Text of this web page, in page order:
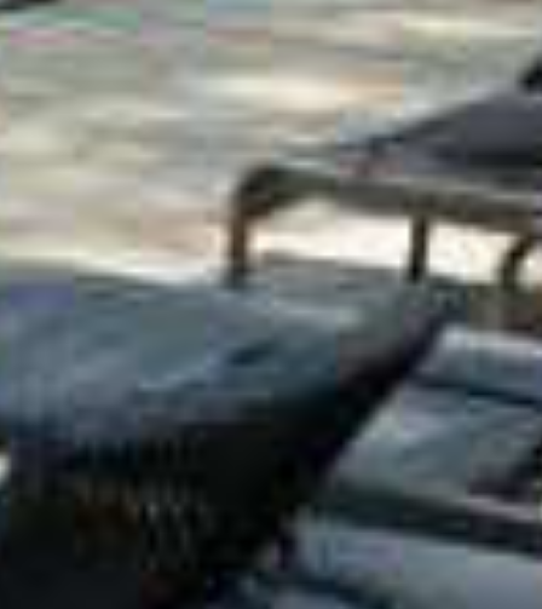
In dit
het bos
Oekraïne
volledig tot